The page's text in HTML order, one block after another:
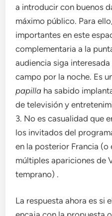
a introducir con buenos
máximo público. Para
importantes en este
complementaria a la
audiencia siga
campo por la noche. Es
papilla ha sabido
de televisión y
3. No es casualidad que
los invitados del
en la posterior Francia (o
múltiples apariciones de
temprano) .
La respuesta ahora es si